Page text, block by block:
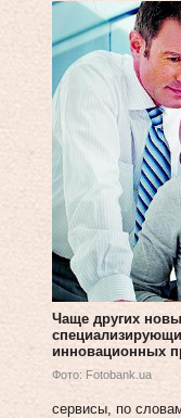
Чаще других
инновационных
Фото: Fotobank.ua
сервисы, по